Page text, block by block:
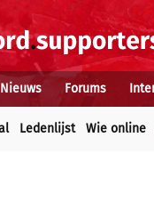
Nieuws Forums
Ledenlijst Wie online